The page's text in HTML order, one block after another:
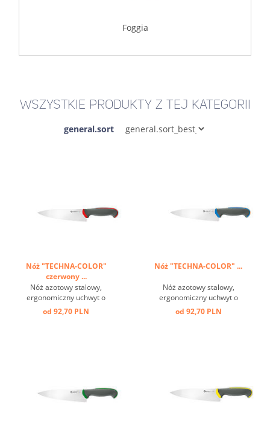
Foggia
WSZYSTKIE PRODUKTY Z TEJ KATEGORII
general.sort
Nóż "TECHNA-COLOR"
czerwony ...
Nóż azotowy stalowy,
ergonomiczny uchwyt o
właściwościach
antypoślizgowych ...
od 92,70 PLN
Nóż "TECHNA-COLOR" ...
Nóż azotowy stalowy,
ergonomiczny uchwyt o
właściwościach
antypoślizgowych ...
od 92,70 PLN